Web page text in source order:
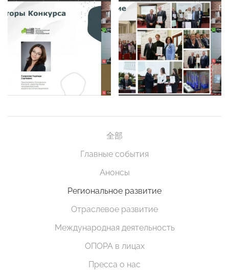
全部
Главные события
Анонсы
Региональное развитие
Отраслевое развитие
Международная деятельность
ОПОРА в лицах
Пресса о нас